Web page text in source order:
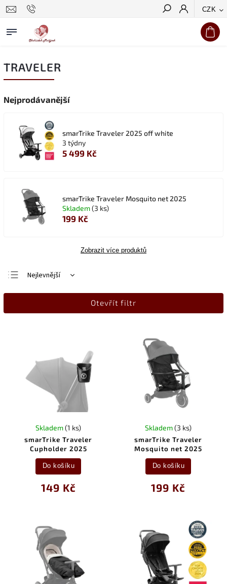
CZK
Hledat
TRAVELER
Nejprodávanější
smarTrike Traveler 2025 off white
3 týdny
5 499 Kč
smarTrike Traveler Mosquito net 2025
Skladem(3 ks)
199 Kč
Zobrazit více produktů
Nejlevnější
Nejdražší
Otevřít filtr
smarTrike Traveler
Cupholder 2025
Skladem(1 ks)
149 Kč
Do košíku
smarTrike Traveler
Mosquito net 2025
Skladem(3 ks)
199 Kč
Do košíku